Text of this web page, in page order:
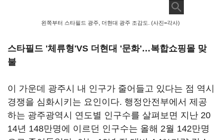
왼쪽부터 스타필드 광주, 더현대 광주 조감도. (사진=각사)
스타필드 '체류형'VS 더현대 '문화'…복합쇼핑몰 맞
불
이 가운데 광주시 내 인구가 줄어들고 있다는 점 역시
경쟁을 심화시키는 요인이다. 행정안전부에서 제공
하는 광주광역시 연도별 인구수를 살펴보면 지난 20
14년 148만명에 이르던 인구수는 올해 2월 142만명